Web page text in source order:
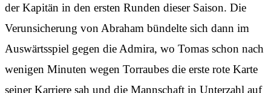
der Kapitän in den ersten Runden dieser Saison. Die
Verunsicherung von Abraham bündelte sich dann im
Auswärtsspiel gegen die Admira, wo Tomas schon nach
wenigen Minuten wegen Torraubes die erste rote Karte
seiner Karriere sah und die Mannschaft in Unterzahl auf